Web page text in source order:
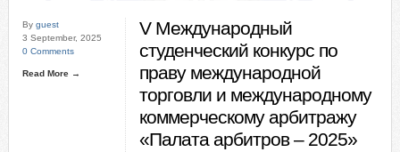
By guest
3 September, 2025
0 Comments
Read More →
V Международный
студенческий конкурс по
праву международной
торговли и международному
коммерческому арбитражу
«Палата арбитров – 2025»